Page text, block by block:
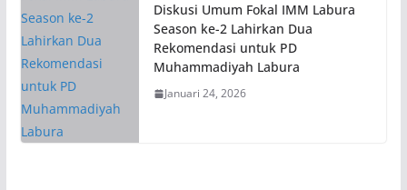
Diskusi Umum Fokal IMM Labura
Season ke-2 Lahirkan Dua
Rekomendasi untuk PD
Muhammadiyah Labura
Januari 24, 2026